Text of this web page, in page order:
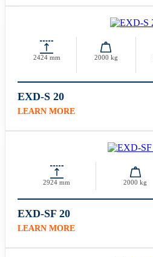
2424 mm 2000 kg
EXD-S 20
LEARN MORE
2924 mm 2000 kg
EXD-SF 20
LEARN MORE